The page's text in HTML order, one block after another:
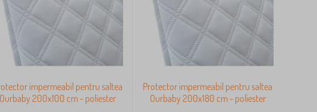
impermeabil pentru saltea
Ourbaby 200x100 cm - poliester
Protector impermeabil pentru saltea
Ourbaby 200x180 cm - poliester